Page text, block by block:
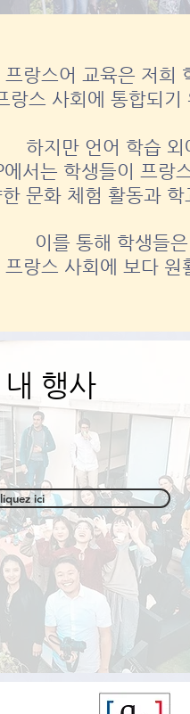
프랑스어 교육은 저희
랑스 사회에 통합되
하지만 언어 학습
에서는 학생들이 프랑
한 문화 체험 활동과
이를 통해 학생들
프랑스 사회에 보다 원
행사
ici